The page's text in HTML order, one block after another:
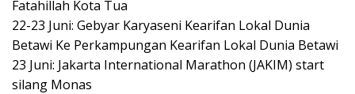
Fatahillah Kota Tua
22-23 Juni: Gebyar Karyaseni Kearifan Lokal Dunia
Betawi Ke Perkampungan Kearifan Lokal Dunia Betawi
23 Juni: Jakarta International Marathon (JAKIM) start
silang Monas